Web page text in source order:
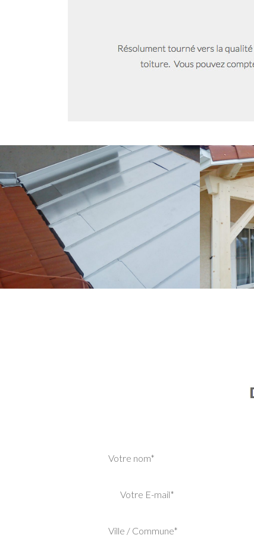
Votre nom*
Votre E-mail*
Ville / Commune*